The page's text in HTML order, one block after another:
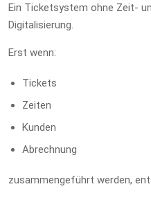
Ein Ticketsystem ohne Zeit-
Digitalisierung.
Erst wenn:
Tickets
Zeiten
Kunden
Abrechnung
zusammengeführt werden,